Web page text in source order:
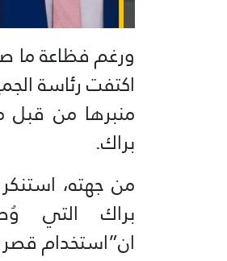
ورغم فظاعة ما
اكتفت رئاسة
منبرها من
براك.
من جهته،
براك التي
ان”استخدام قصر